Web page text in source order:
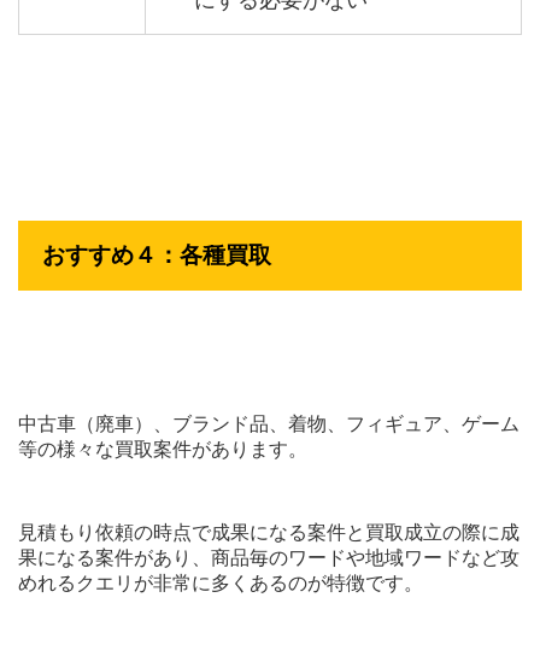
おすすめ４：各種買取
中古車（廃車）、ブランド品、着物、フィギュア、ゲーム
等の様々な買取案件があります。
見積もり依頼の時点で成果になる案件と買取成立の際に成
果になる案件があり、商品毎のワードや地域ワードなど攻
めれるクエリが非常に多くあるのが特徴です。